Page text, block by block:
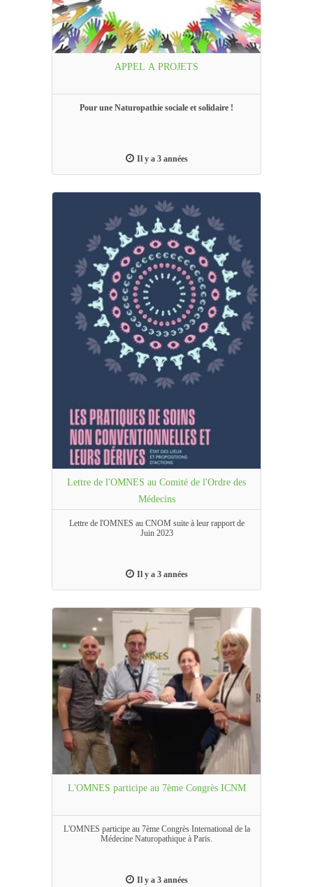
APPEL A PROJETS
Pour une Naturopathie sociale et solidaire !
Il y a 3 années
Lettre de l'OMNES au Comité de l'Ordre des
Médecins
Lettre de l'OMNES au CNOM suite à leur rapport de
Juin 2023
Il y a 3 années
L'OMNES participe au 7ème Congrès ICNM
L'OMNES participe au 7ème Congrès International de la
Médecine Naturopathique à Paris.
Il y a 3 années